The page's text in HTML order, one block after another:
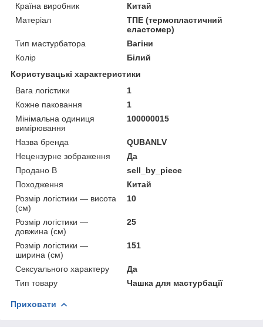
Країна виробник
Китай
Матеріал
ТПЕ (термопластичний
еластомер)
Тип мастурбатора
Вагіни
Колір
Білий
Користувацькі характеристики
Вага логістики
1
Кожне паковання
1
Мінімальна одиниця
вимірювання
100000015
Назва бренда
QUBANLV
Нецензурне зображення
Да
Продано В
sell_by_piece
Походження
Китай
Розмір логістики — висота
(см)
10
Розмір логістики —
довжина (см)
25
Розмір логістики —
ширина (см)
151
Сексуального характеру
Да
Тип товару
Чашка для мастурбації
Приховати